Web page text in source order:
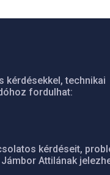
kérdésekkel, technikai
fordulhat:
kérdéseit,
Attilának